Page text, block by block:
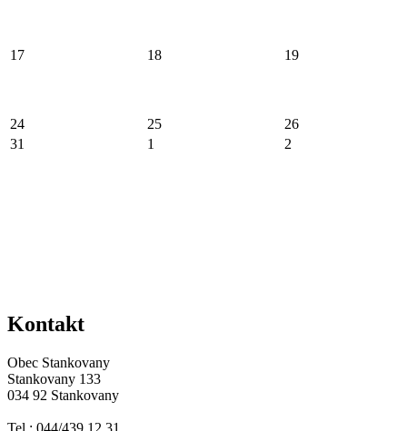
17 18 19
24 25
26
31
1 2
Kontakt
Obec Stankovany
Stankovany 133
034 92 Stankovany